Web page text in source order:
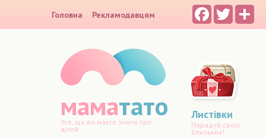
Головна Рекламодавцям FacebookTwitter
маматато
Усе, що ви маєте знати про
дітей
Листівки
Порадуй своїх
близьких!